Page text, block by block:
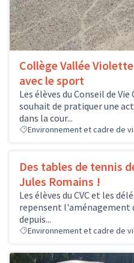
Collège Vallée
avec le sport
Les élèves du Conseil de
souhait de pratiquer une
dans la cour...
Environnement et cadre de
Des tables de tennis
Jules Romains !
Les élèves du CVC et les
repensent l'aménagement
depuis...
Environnement et cadre de